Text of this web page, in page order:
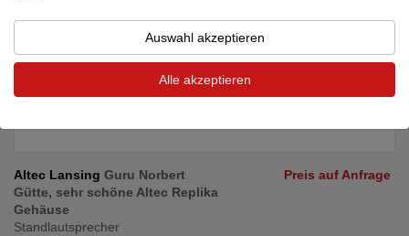
Altec Lansing Guru Norbert
Gütte, sehr schöne Altec Replika
Gehäuse
Standlautsprecher
Preis auf Anfrage
Auswahl akzeptieren
Alle akzeptieren